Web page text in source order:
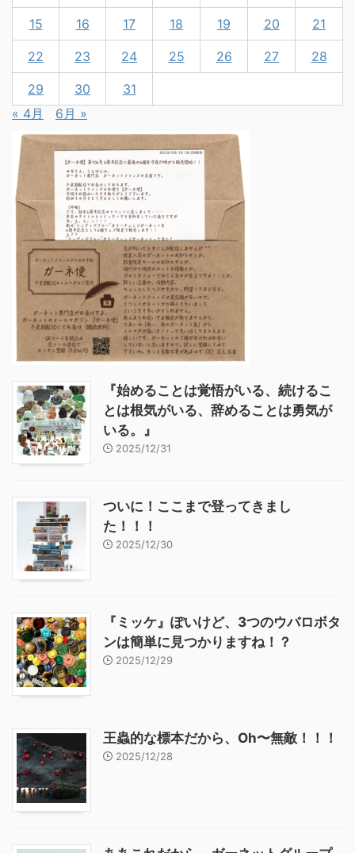
15 16 17 18 19 20 21
22 23 24 25 26 27 28
29 30
31
« 4月
6月 »
『始めることは覚悟がいる、続けるこ
とは根気がいる、辞めることは勇気が
いる。』
2025/12/31
ついに！ここまで登ってきまし
た！！！
2025/12/30
『ミッケ』ぽいけど、3つのウバロボタ
ンは簡単に見つかりますね！？
2025/12/29
王蟲的な標本だから、Oh〜無敵！！！
2025/12/28